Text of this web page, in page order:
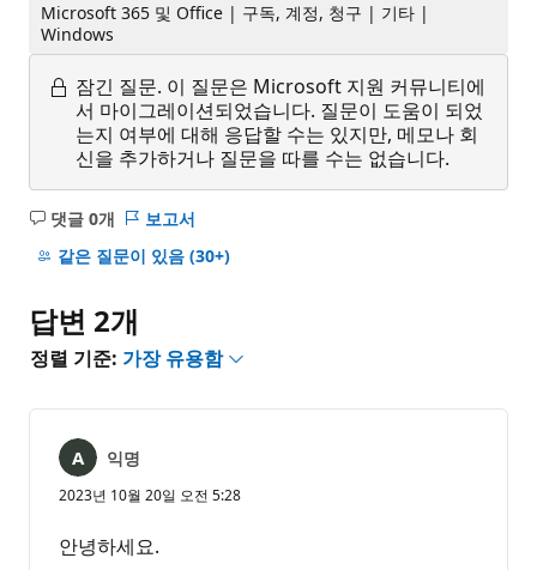
Microsoft 365 및 Office | 구독, 계정, 청구 | 기타 |
Windows
잠긴 질문. 이 질문은 Microsoft 지원 커뮤니티에
서 마이그레이션되었습니다. 질문이 도움이 되었
는지 여부에 대해 응답할 수는 있지만, 메모나 회
신을 추가하거나 질문을 따를 수는 없습니다.
댓글 0개
설
명
음
보고서
같은 질문이 있음 (30+)
답변 2개
정렬 기준: 가장 유용함
익명
2023년 10월 20일 오전 5:28
안녕하세요.